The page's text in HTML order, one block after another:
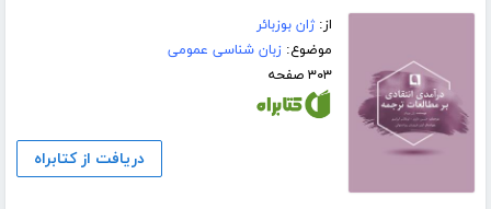
از:ژان بوزبائر
موضوع:زبان شناسی عمومی
۳۰۳ صفحه
دریافت از کتابراه